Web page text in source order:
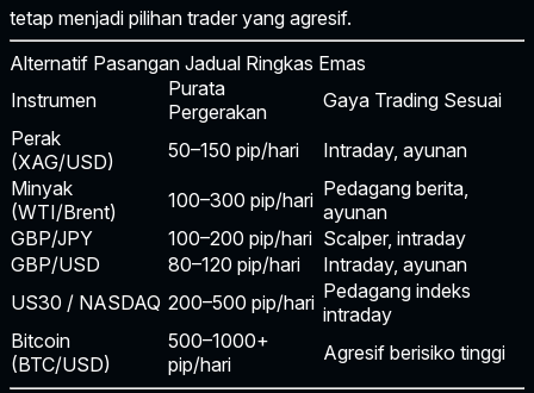
tetap menjadi pilihan trader yang agresif.
Alternatif Pasangan Jadual Ringkas Emas
Instrumen
Purata
Pergerakan
Gaya Trading Sesuai
Perak
(XAG/USD)
50–150 pip/hari
Intraday, ayunan
Minyak
(WTI/Brent)
100–300 pip/hari Pedagang berita,
ayunan
GBP/JPY
100–200 pip/hari Scalper, intraday
GBP/USD
80–120 pip/hari
Intraday, ayunan
US30 / NASDAQ 200–500 pip/hari Pedagang indeks
intraday
Bitcoin
(BTC/USD)
500–1000+
pip/hari
Agresif berisiko tinggi